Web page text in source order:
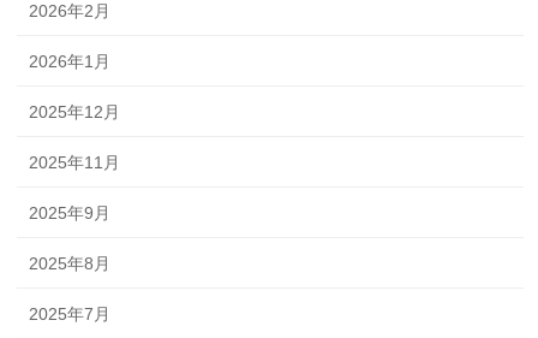
2026年2月
2026年1月
2025年12月
2025年11月
2025年9月
2025年8月
2025年7月